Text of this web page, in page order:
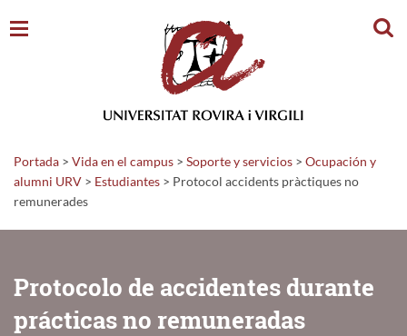
Portada > Vida en el campus > Soporte y servicios > Ocupación y
alumni URV > Estudiantes > Protocol accidents pràctiques no
remunerades
Protocolo de accidentes durante
prácticas no remuneradas